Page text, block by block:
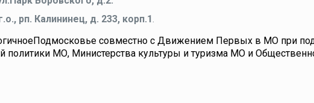
рп. Калининец, д. 233, корп.1.
совместно с Движением Первых в МО при
МО, Министерства культуры и туризма МО и